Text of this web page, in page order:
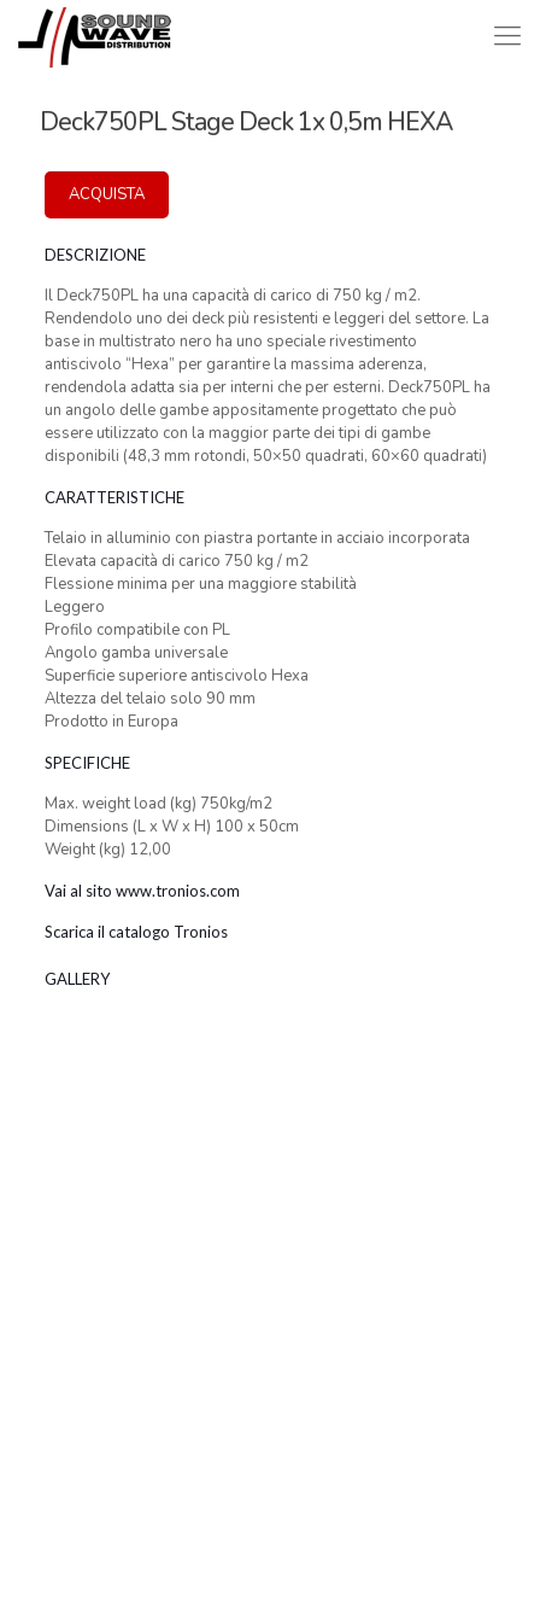
Deck750PL Stage Deck 1x 0,5m HEXA
ACQUISTA
DESCRIZIONE
Il Deck750PL ha una capacità di carico di 750 kg / m2.
Rendendolo uno dei deck più resistenti e leggeri del settore. La
base in multistrato nero ha uno speciale rivestimento
antiscivolo “Hexa” per garantire la massima aderenza,
rendendola adatta sia per interni che per esterni. Deck750PL ha
un angolo delle gambe appositamente progettato che può
essere utilizzato con la maggior parte dei tipi di gambe
disponibili (48,3 mm rotondi, 50×50 quadrati, 60×60 quadrati)
CARATTERISTICHE
Telaio in alluminio con piastra portante in acciaio incorporata
Elevata capacità di carico 750 kg / m2
Flessione minima per una maggiore stabilità
Leggero
Profilo compatibile con PL
Angolo gamba universale
Superficie superiore antiscivolo Hexa
Altezza del telaio solo 90 mm
Prodotto in Europa
SPECIFICHE
Max. weight load (kg) 750kg/m2
Dimensions (L x W x H) 100 x 50cm
Weight (kg) 12,00
Vai al sito www.tronios.com
Scarica il catalogo Tronios
GALLERY